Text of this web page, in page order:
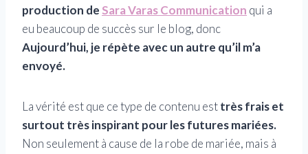
production deSara Varas Communication qui a
eu beaucoup de succès sur le blog, donc
Aujourd’hui, je répète avec un autre qu’il m’a
envoyé.
La vérité est que ce type de contenu esttrès frais et
surtout très inspirant pour les futures mariées.
Non seulement à cause de la robe de mariée, mais à